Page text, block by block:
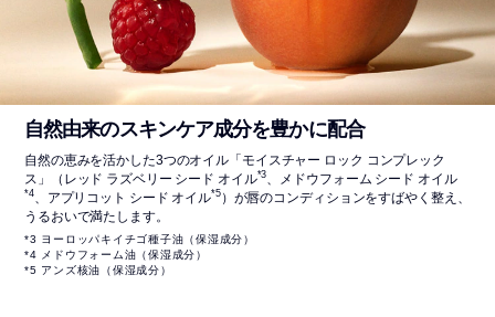
自然由来のスキンケア成分を豊かに配合
自然の恵みを活かした3つのオイル「モイスチャー ロック コンプレック
ス」（レッド ラズベリー シード オイル*3 、メドウフォーム シード オイル
*4、アプリコット シード オイル*5）が唇のコンディションをすばやく整え、
うるおいで満たします。
*3 ヨーロッパキイチゴ種子油（保湿成分）
*4 メドウフォーム油（保湿成分）
*5 アンズ核油（保湿成分）